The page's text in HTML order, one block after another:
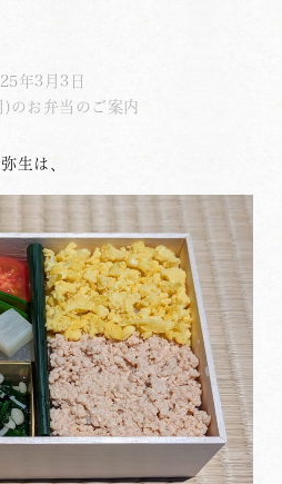
年3月3日
)のお弁当のご案内
弥生は、